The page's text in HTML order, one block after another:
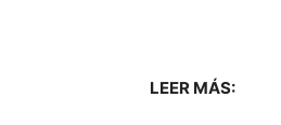
LEER MÁS: